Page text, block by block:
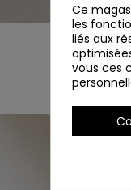
Ce
les
liés aux
vous ces